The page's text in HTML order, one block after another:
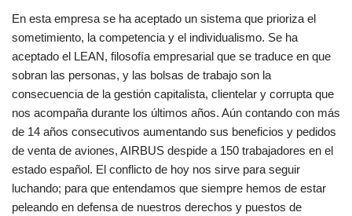
En esta empresa se ha aceptado un sistema que prioriza el
sometimiento, la competencia y el individualismo. Se ha
aceptado el LEAN, filosofía empresarial que se traduce en que
sobran las personas, y las bolsas de trabajo son la
consecuencia de la gestión capitalista, clientelar y corrupta que
nos acompaña durante los últimos años. Aún contando con más
de 14 años consecutivos aumentando sus beneficios y pedidos
de venta de aviones, AIRBUS despide a 150 trabajadores en el
estado español. El conflicto de hoy nos sirve para seguir
luchando; para que entendamos que siempre hemos de estar
peleando en defensa de nuestros derechos y puestos de